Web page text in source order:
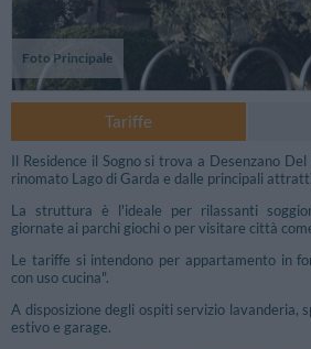
Foto Principale
Tariffe
Il Residence il Sogno si trova a Desenzano
rinomato Lago di Garda e dalle principali
La struttura è l'ideale per rilassanti
giornate ai parchi giochi o per visitare città
Le tariffe si intendono per appartamento in
con uso cucina".
A disposizione degli ospiti servizio lavanderia,
estivo e garage.